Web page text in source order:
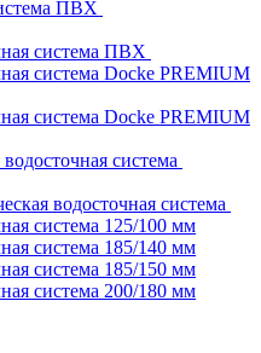
ПВХ
система ПВХ
система Docke PREMIUM
система Docke PREMIUM
система
водосточная система
система 125/100 мм
система 185/140 мм
система 185/150 мм
система 200/180 мм